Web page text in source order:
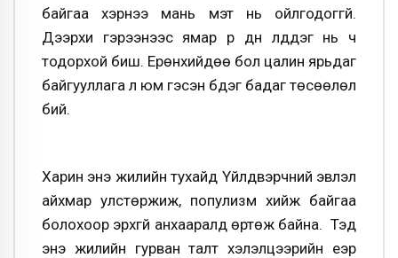
байгаа хэрнээ мань мэт нь ойлгодоггүй.
Дээрхи гэрээнээс ямар үр дүн үлддэг нь ч
тодорхой биш. Ерөнхийдөө бол цалин ярьдаг
байгууллага л юм гэсэн бүдэг бадаг төсөөлөл
бий.
Харин энэ жилийн тухайд Үйлдвэрчний эвлэл
айхмар улстөржиж, популизм хийж байгаа
болохоор эрхгүй анхааралд өртөж байна. Тэд
энэ жилийн гурван талт хэлэлцээрийн үеэр